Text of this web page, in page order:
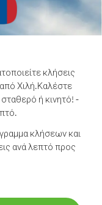
κλήσεις
Χιλή.Καλέστε
ή κινητό! -
κλήσεων και
ανά λεπτό προς